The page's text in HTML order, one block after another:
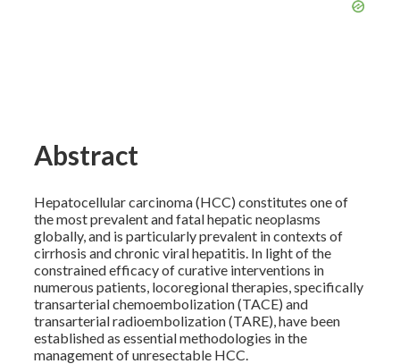
Abstract
Hepatocellular carcinoma (HCC) constitutes one of
the most prevalent and fatal hepatic neoplasms
globally, and is particularly prevalent in contexts of
cirrhosis and chronic viral hepatitis. In light of the
constrained efficacy of curative interventions in
numerous patients, locoregional therapies, specifically
transarterial chemoembolization (TACE) and
transarterial radioembolization (TARE), have been
established as essential methodologies in the
management of unresectable HCC.